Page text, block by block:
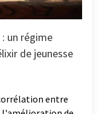
un régime
de jeunesse
entre